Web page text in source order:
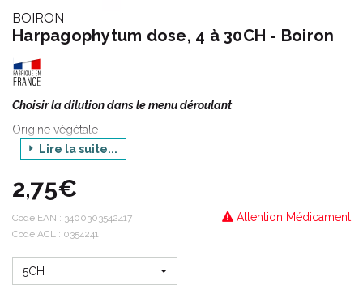
BOIRON
Harpagophytum dose, 4 à 30CH - Boiron
Choisir la dilution dans le menu déroulant
Origine végétale
HARPAGOPHYTUM POUR PRÉPARATIONS HOMÉOPATHIQUES
Sud. Les principes actifs se trouvent dans les tubercules que
l'on multiplie par semis et que l'on récolte en automne.
Indications thérapeutiques:
habituellement utilisé en gynécologie, en rhumatologie, en
gastro-entérologie et dans les troubles du métabolisme.
Lire la suite...
2,75€
Attention Médicament
Code EAN : 3400303542417
Code ACL : 0354241
5CH